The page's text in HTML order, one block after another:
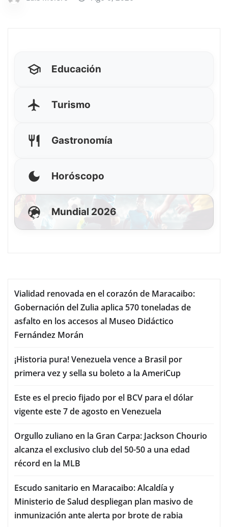
Educación
Turismo
Gastronomía
Horóscopo
Mundial 2026
Vialidad renovada en el corazón de Maracaibo:
Gobernación del Zulia aplica 570 toneladas de
asfalto en los accesos al Museo Didáctico
Fernández Morán
¡Historia pura! Venezuela vence a Brasil por
primera vez y sella su boleto a la AmeriCup
Este es el precio fijado por el BCV para el dólar
vigente este 7 de agosto en Venezuela
Orgullo zuliano en la Gran Carpa: Jackson Chourio
alcanza el exclusivo club del 50-50 a una edad
récord en la MLB
Escudo sanitario en Maracaibo: Alcaldía y
Ministerio de Salud despliegan plan masivo de
inmunización ante alerta por brote de rabia